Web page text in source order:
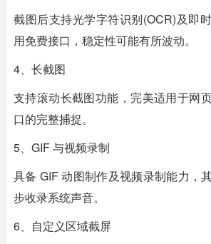
截图后支持光学字符识别(OCR)及即
用免费接口，稳定性可能有所波动。
4、长截图
支持滚动长截图功能，完美适用于网
口的完整捕捉。
5、GIF 与视频录制
具备 GIF 动图制作及视频录制能力，
步收录系统声音。
6、自定义区域截屏